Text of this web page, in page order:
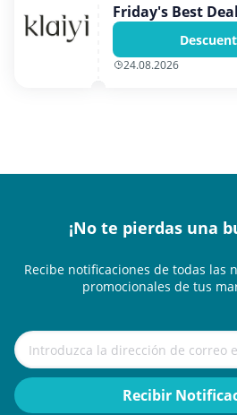
Friday's Best
24.08.2026
¡No te pierdas una
Recibe notificaciones de todas las
promocionales de tus